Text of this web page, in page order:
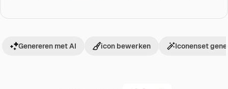
Genereren met AI icon bewerken Iconenset